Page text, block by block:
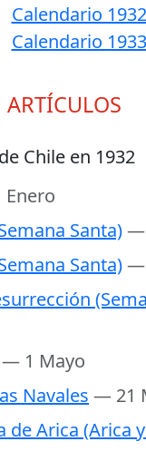
Calendario 1932
Calendario 1933
ARTÍCULOS
Chile en 1932
Santa)—
Santa)—
— 1 Mayo
Navales — 21
de Arica (Arica